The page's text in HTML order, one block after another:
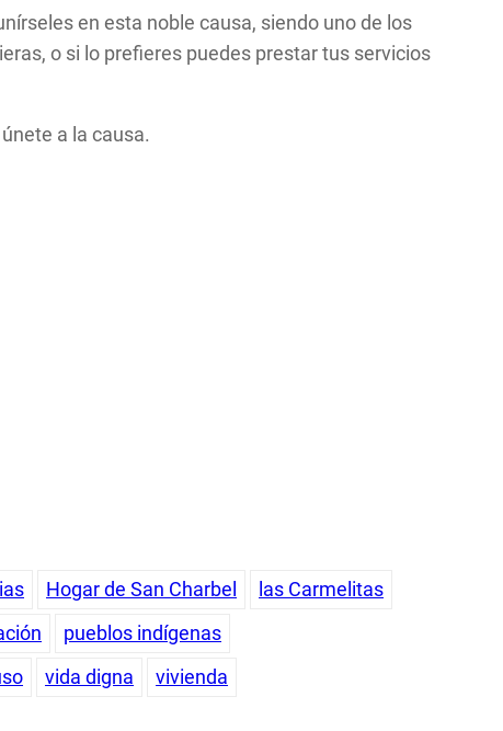
en esta noble causa, siendo uno de los
o si lo prefieres puedes prestar tus servicios
a la causa.
Hogar de San Charbel
las Carmelitas
pueblos indígenas
vida digna vivienda